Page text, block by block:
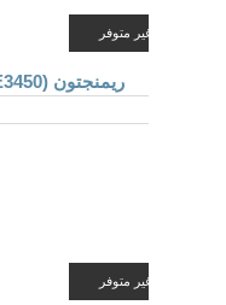
غير متوفر
غير متوفر